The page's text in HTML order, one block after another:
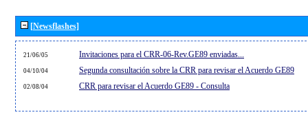
[Newsflashes]
21/06/05 Invitaciones para el CRR-06-Rev.GE89 enviadas...
04/10/04 Segunda consultación sobre la CRR para revisar el Acuerdo GE89
02/08/04 CRR para revisar el Acuerdo GE89 - Consulta